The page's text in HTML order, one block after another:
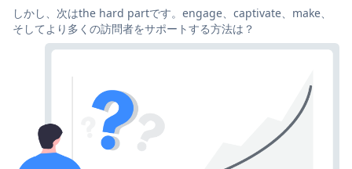
しかし、次はthe hard partです。engage、captivate、make、
そしてより多くの訪問者をサポートする方法は？